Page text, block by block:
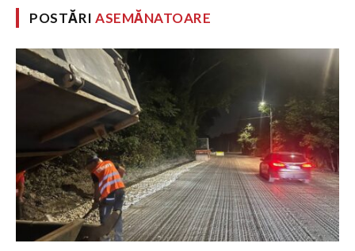
POSTĂRIASEMĂNATOARE